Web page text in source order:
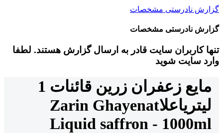
گزارش نادرستی مشخصات
گزارش نادرستی مشخصات
تنها کاربران سایت قادر به ارسال گزارش هستند. لطفا
وارد سایت شوید
مایع زعفران زرین قائنات 1
لیتریاعلاZarin Ghayenat
Liquid saffron - 1000ml